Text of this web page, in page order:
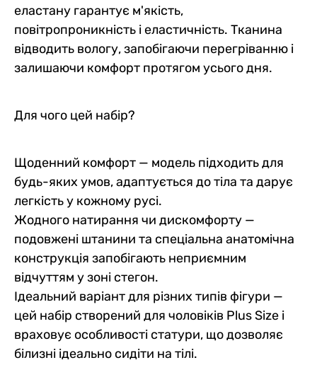
еластану гарантує м'якість,
повітропроникність і еластичність. Тканина
відводить вологу, запобігаючи перегріванню і
залишаючи комфорт протягом усього дня.
Для чого цей набір?
Щоденний комфорт — модель підходить для
будь-яких умов, адаптується до тіла та дарує
легкість у кожному русі.
Жодного натирання чи дискомфорту —
подовжені штанини та спеціальна анатомічна
конструкція запобігають неприємним
відчуттям у зоні стегон.
Ідеальний варіант для різних типів фігури —
цей набір створений для чоловіків Plus Size і
враховує особливості статури, що дозволяє
білизні ідеально сидіти на тілі.